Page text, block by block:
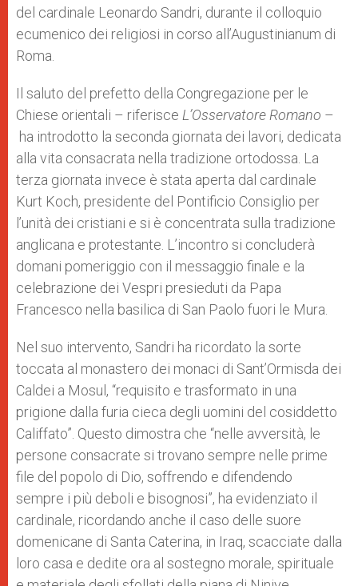
del cardinale Leonardo Sandri, durante il colloquio
ecumenico dei religiosi in corso all’Augustinianum di
Roma.
Il saluto del prefetto della Congregazione per le
Chiese orientali – riferisce L’Osservatore Romano –
ha introdotto la seconda giornata dei lavori, dedicata
alla vita consacrata nella tradizione ortodossa. La
terza giornata invece è stata aperta dal cardinale
Kurt Koch, presidente del Pontificio Consiglio per
l’unità dei cristiani e si è concentrata sulla tradizione
anglicana e protestante. L’incontro si concluderà
domani pomeriggio con il messaggio finale e la
celebrazione dei Vespri presieduti da Papa
Francesco nella basilica di San Paolo fuori le Mura.
Nel suo intervento, Sandri ha ricordato la sorte
toccata al monastero dei monaci di Sant’Ormisda dei
Caldei a Mosul, “requisito e trasformato in una
prigione dalla furia cieca degli uomini del cosiddetto
Califfato”. Questo dimostra che “nelle avversità, le
persone consacrate si trovano sempre nelle prime
file del popolo di Dio, soffrendo e difendendo
sempre i più deboli e bisognosi”, ha evidenziato il
cardinale, ricordando anche il caso delle suore
domenicane di Santa Caterina, in Iraq, scacciate dalla
loro casa e dedite ora al sostegno morale, spirituale